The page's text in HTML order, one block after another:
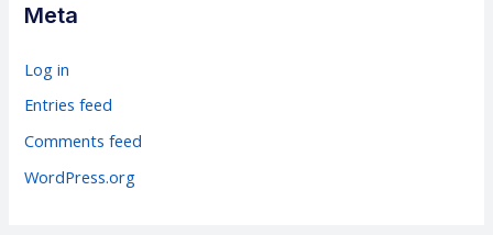
r
i
Meta
Log in
Entries feed
Comments feed
WordPress.org